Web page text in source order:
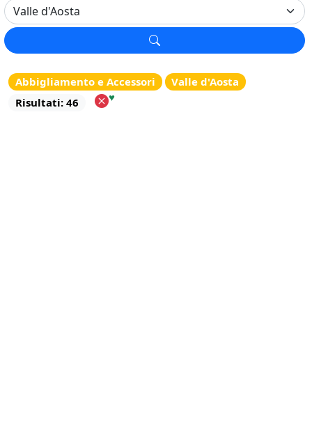
Abbigliamento e Accessori
Valle d'Aosta
Risultati: 46
♥